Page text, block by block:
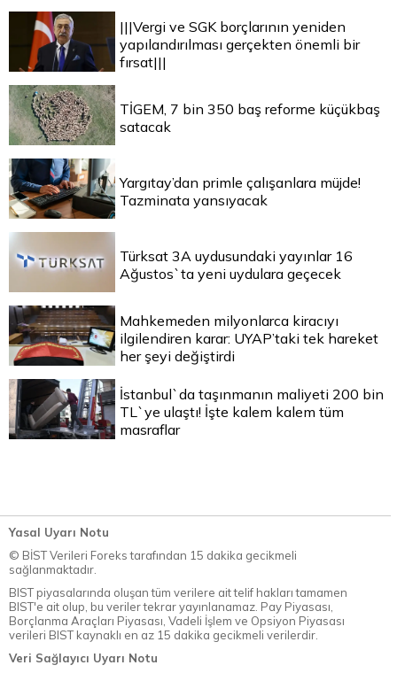
|||Vergi ve SGK borçlarının yeniden
yapılandırılması gerçekten önemli bir
fırsat|||
TİGEM, 7 bin 350 baş reforme küçükbaş
satacak
Yargıtay’dan primle çalışanlara müjde!
Tazminata yansıyacak
Türksat 3A uydusundaki yayınlar 16
Ağustos`ta yeni uydulara geçecek
Mahkemeden milyonlarca kiracıyı
ilgilendiren karar: UYAP’taki tek hareket
her şeyi değiştirdi
İstanbul`da taşınmanın maliyeti 200 bin
TL`ye ulaştı! İşte kalem kalem tüm
masraflar
Yasal Uyarı Notu
© BİST Verileri Foreks tarafından 15 dakika gecikmeli
sağlanmaktadır.
BIST piyasalarında oluşan tüm verilere ait telif hakları tamamen
BIST'e ait olup, bu veriler tekrar yayınlanamaz. Pay Piyasası,
Borçlanma Araçları Piyasası, Vadeli İşlem ve Opsiyon Piyasası
verileri BIST kaynaklı en az 15 dakika gecikmeli verilerdir.
Veri Sağlayıcı Uyarı Notu